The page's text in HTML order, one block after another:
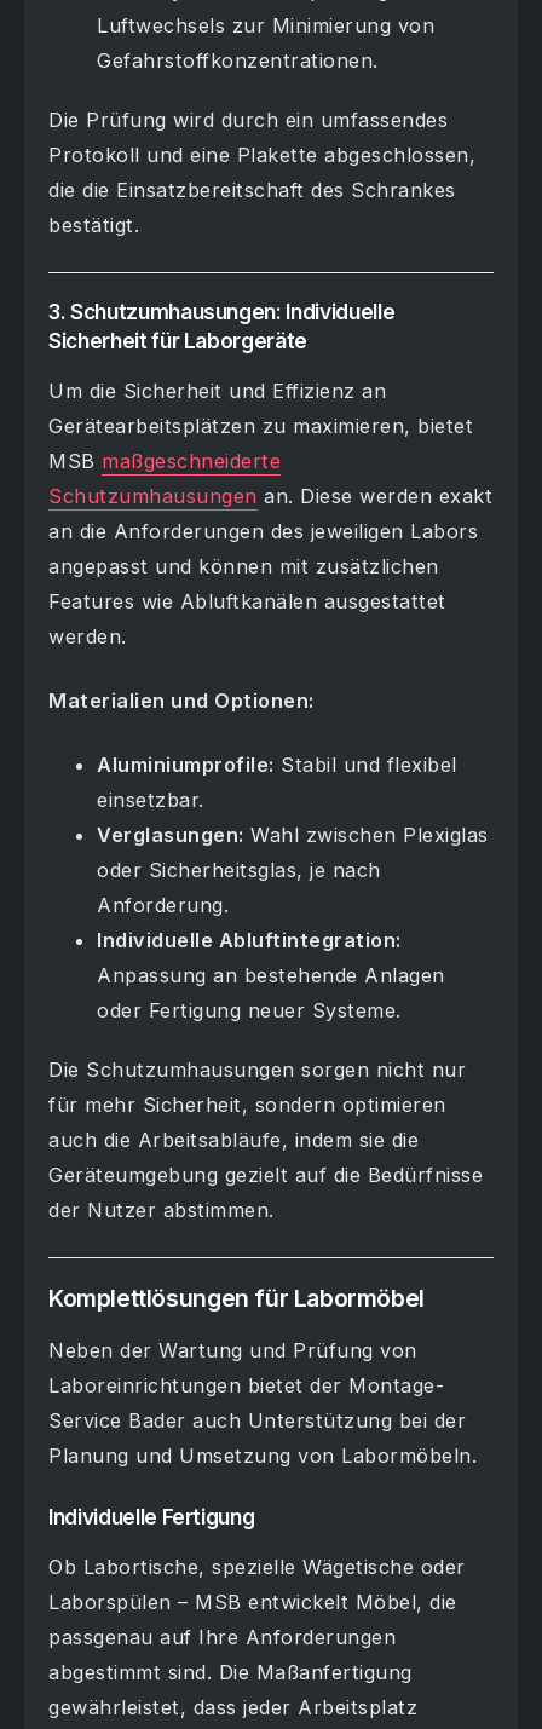
Luftwechsels zur Minimierung von
Gefahrstoffkonzentrationen.
Die Prüfung wird durch ein umfassendes
Protokoll und eine Plakette abgeschlossen,
die die Einsatzbereitschaft des Schrankes
bestätigt.
3. Schutzumhausungen: Individuelle
Sicherheit für Laborgeräte
Um die Sicherheit und Effizienz an
Gerätearbeitsplätzen zu maximieren, bietet
MSB maßgeschneiderte
Schutzumhausungen an. Diese werden exakt
an die Anforderungen des jeweiligen Labors
angepasst und können mit zusätzlichen
Features wie Abluftkanälen ausgestattet
werden.
Materialien und Optionen:
Aluminiumprofile: Stabil und flexibel
einsetzbar.
Verglasungen: Wahl zwischen Plexiglas
oder Sicherheitsglas, je nach
Anforderung.
Individuelle Abluftintegration:
Anpassung an bestehende Anlagen
oder Fertigung neuer Systeme.
Die Schutzumhausungen sorgen nicht nur
für mehr Sicherheit, sondern optimieren
auch die Arbeitsabläufe, indem sie die
Geräteumgebung gezielt auf die Bedürfnisse
der Nutzer abstimmen.
Komplettlösungen für Labormöbel
Neben der Wartung und Prüfung von
Laboreinrichtungen bietet der Montage-
Service Bader auch Unterstützung bei der
Planung und Umsetzung von Labormöbeln.
Individuelle Fertigung
Ob Labortische, spezielle Wägetische oder
Laborspülen – MSB entwickelt Möbel, die
passgenau auf Ihre Anforderungen
abgestimmt sind. Die Maßanfertigung
gewährleistet, dass jeder Arbeitsplatz